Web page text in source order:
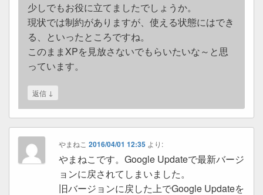
少しでもお役に立てましたでしょうか。
現状では制約がありますが、使える状態にはでき
る、といったところですね。
このままXPを見放さないでもらいたいな～と思
っています。
返信 ↓
やまねこ 2016/04/01 12:35 より:
やまねこです。Google Updateで最新バージ
ョンに戻されてしまいました。
旧バージョンに戻した上でGoogle Updateを